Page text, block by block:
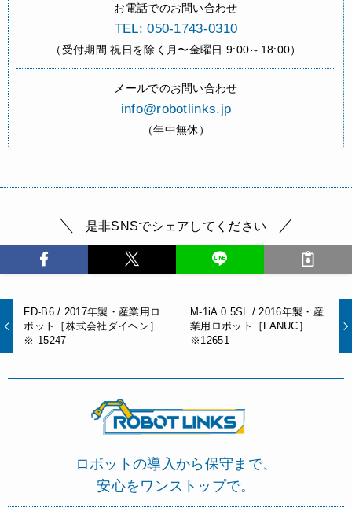
お電話でのお問い合わせ
TEL: 050-1743-0310
（受付期間 祝日を除く月〜金曜日 9:00～18:00）
メールでのお問い合わせ
info@robotlinks.jp
（年中無休）
是非SNSでシェアしてください
FD-B6 / 2017年製・産業用ロ
ボット［株式会社ダイヘン］
※ 15247
M-1iA 0.5SL / 2016年製・産
業用ロボット［FANUC］
※12651
ロボットの導入から保守まで、
安心をワンストップで。